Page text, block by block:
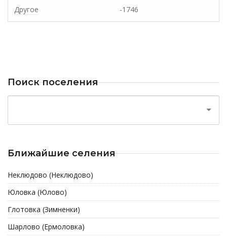
Другое -1746
Поиск поселения
Ближайшие селения
Неклюдово (Неклюдово)
Юловка (Юлово)
Глотовка (Зимненки)
Шарлово (Ермоловка)